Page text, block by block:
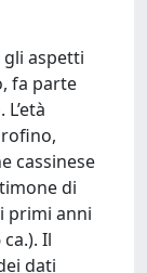
aspetti
fa parte
cassinese
di
primi anni
Il
dati